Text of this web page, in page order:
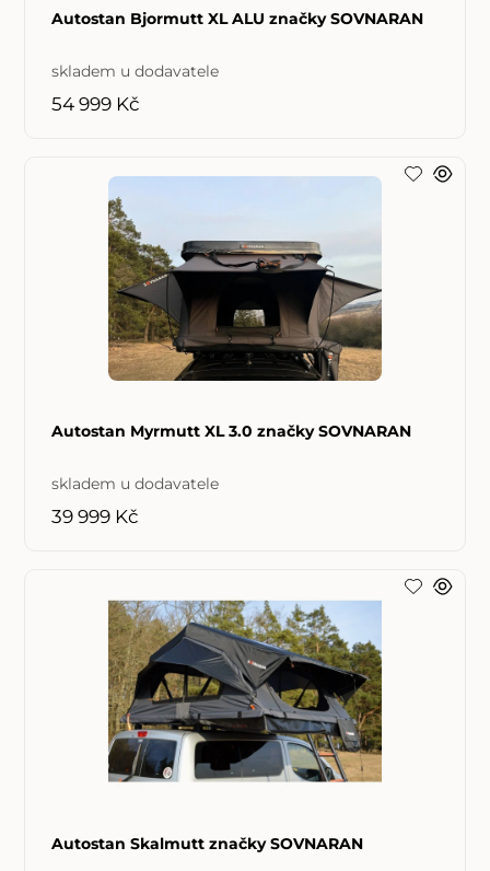
Autostan Bjormutt XL ALU značky SOVNARAN
skladem u dodavatele
54 999 Kč
Autostan Myrmutt XL 3.0 značky SOVNARAN
skladem u dodavatele
39 999 Kč
Autostan Skalmutt značky SOVNARAN